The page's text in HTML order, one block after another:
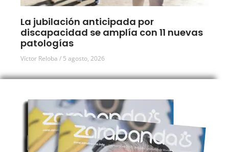
La jubilación anticipada por
discapacidad se amplía con 11 nuevas
patologías
Víctor Reloba 5 agosto, 2026